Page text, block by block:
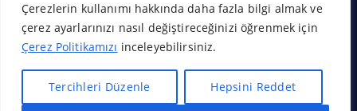
Çerezlerin kullanımı hakkında daha fazla bilgi almak ve
çerez ayarlarınızı nasıl değiştireceğinizi öğrenmek için
Çerez Politikamızı inceleyebilirsiniz.
Tercihleri Düzenle Hepsini Reddet
Copyright © 2026 Franchise Borsası | Powered by
Themes